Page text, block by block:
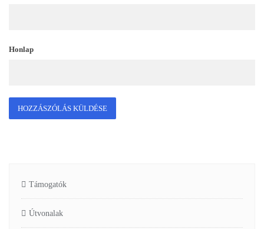
Honlap
Támogatók
Útvonalak